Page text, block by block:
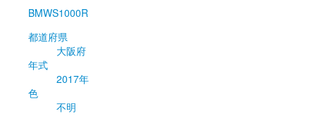
BMWS1000R
都道府県
大阪府
年式
2017年
色
不明